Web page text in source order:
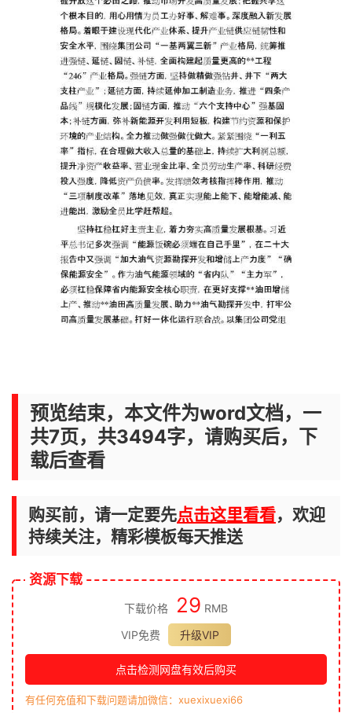
预览结束，本文件为word文档，一
共7页，共3494字，请购买后，下
载后查看
购买前，请一定要先点击这里看看，欢迎
持续关注，精彩模板每天推送
资源下载
下载价格 29 RMB
VIP免费
升级VIP
点击检测网盘有效后购买
有任何充值和下载问题请加微信：xuexixuexi66